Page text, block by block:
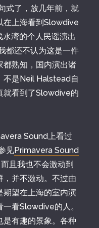
式了，放几年前，就
在上海看到Slowdive
湾的个人民谣演出
都还不认为这是一件
都熟知，国内演出诸
不是Neil Halstead自
就看到了Slowdive的
Sound上看过
见Primavera Sound
且我也不会激动到
，并不激动。不过由
期望在上海的室内演
看Slowdive的人。
是有趣的景象。各种